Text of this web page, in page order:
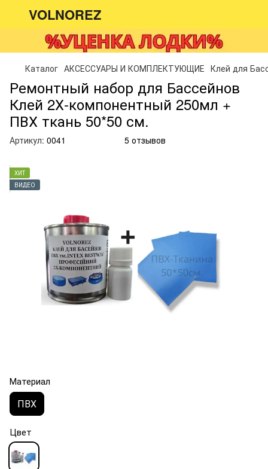
VOLNOREZ
Каталог АКСЕССУАРЫ И КОМПЛЕКТУЮЩИЕ Клей для
Ремонтный набор для Бассейнов
Клей 2Х-компонентный 250мл +
ПВХ ткань 50*50 см.
Артикул: 0041 5 отзывов
ХИТ
ВИДЕО
Материал
ПВХ
Цвет